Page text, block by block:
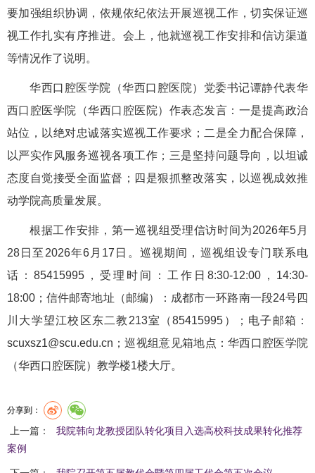
要加强组织协调，依规依纪依法开展巡视工作，切实保证巡
视工作扎实有序推进。会上，他就巡视工作安排和信访渠道
等情况作了说明。
华西口腔医学院（华西口腔医院）党委书记谭静代表华
西口腔医学院（华西口腔医院）作表态发言：一是提高政治
站位，以绝对忠诚落实巡视工作要求；二是全力配合保障，
以严实作风服务巡视各项工作；三是坚持问题导向，以坦诚
态度自觉接受全面监督；四是狠抓整改落实，以巡视成效推
动学院高质量发展。
根据工作安排，第一巡视组受理信访时间为2026年5月
28日至2026年6月17日。巡视期间，巡视组设专门联系电
话：85415995，受理时间：工作日8:30-12:00，14:30-
18:00；信件邮寄地址（邮编）：成都市一环路南一段24号四
川大学望江校区东二教213室（85415995）；电子邮箱：
scuxsz1@scu.edu.cn；巡视组意见箱地点：华西口腔医学院
（华西口腔医院）教学楼1楼大厅。
分享到：
上一篇：
我院韩向龙教授团队转化项目入选高校科技成果转化推荐
案例